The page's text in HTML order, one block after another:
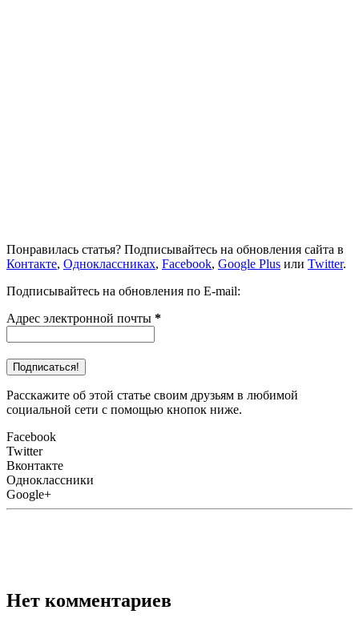
Понравилась статья? Подписывайтесь на обновления сайта в
Контакте, Одноклассниках, Facebook, Google Plus или Twitter.
Подписывайтесь на обновления по E-mail:
Адрес электронной почты *
Расскажите об этой статье своим друзьям в любимой
социальной сети с помощью кнопок ниже.
Facebook
Twitter
Вконтакте
Одноклассники
Google+
Нет комментариев